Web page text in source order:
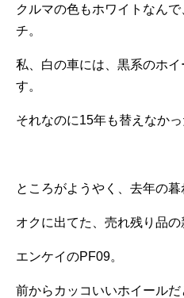
クルマの色もホワイトなん
チ。
私、白の車には、黒系のホ
す。
それなのに15年も替えなかっ
ところがようやく、去年の暮
オクに出てた、売れ残り品の
エンケイのPF09。
前からカッコいいホイールだ